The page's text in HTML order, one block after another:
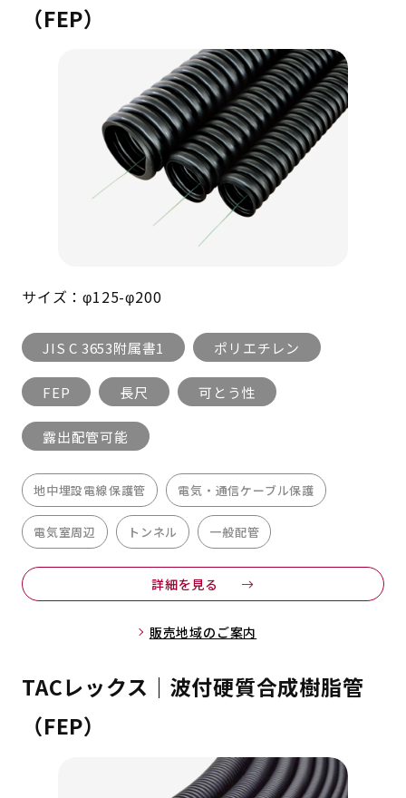
（FEP）
サイズ：φ125-φ200
JIS C 3653附属書1 ポリエチレン
FEP 長尺 可とう性
露出配管可能
地中埋設電線保護管 電気・通信ケーブル保護
電気室周辺 トンネル 一般配管
詳細を見る
販売地域のご案内
TACレックス｜波付硬質合成樹脂管
（FEP）